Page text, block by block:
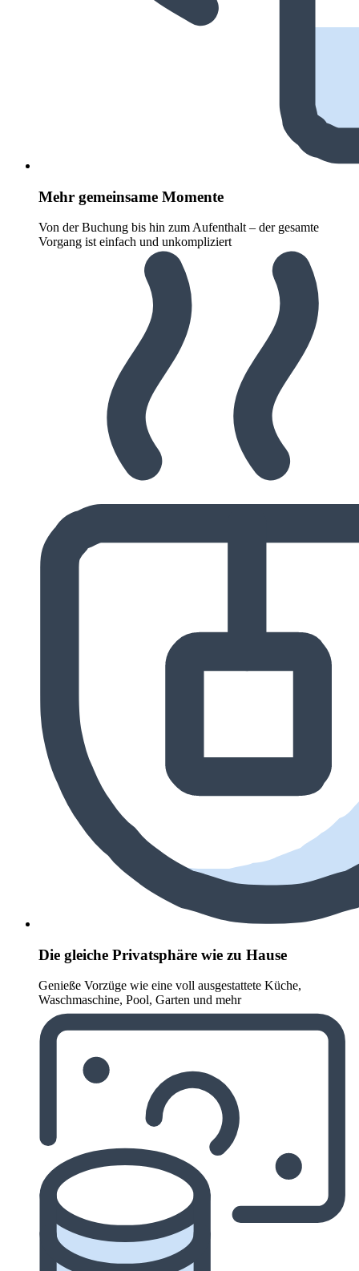
Mehr gemeinsame Momente
Von der Buchung bis hin zum Aufenthalt – der gesamte
Vorgang ist einfach und unkompliziert
Die gleiche Privatsphäre wie zu Hause
Genieße Vorzüge wie eine voll ausgestattete Küche,
Waschmaschine, Pool, Garten und mehr